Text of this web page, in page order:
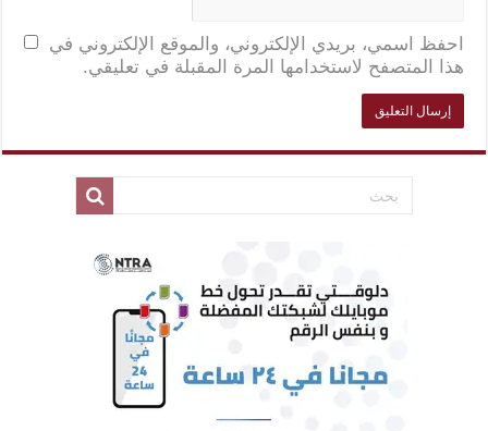
احفظ اسمي، بريدي الإلكتروني، والموقع الإلكتروني في
هذا المتصفح لاستخدامها المرة المقبلة في تعليقي.